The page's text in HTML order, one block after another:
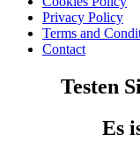
Privacy Policy
Terms and
Contact
Testen
Es